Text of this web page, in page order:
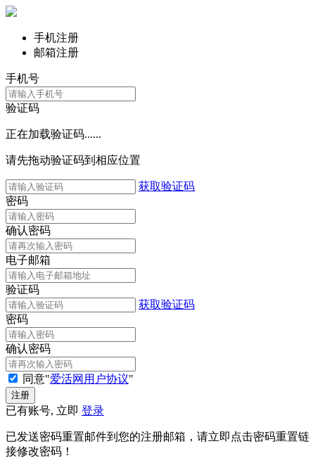
手机注册
邮箱注册
手机号
验证码
正在加载验证码......
请先拖动验证码到相应位置
获取验证码
密码
确认密码
电子邮箱
验证码
获取验证码
密码
确认密码
同意"爱活网用户协议"
已有账号, 立即 登录
已发送密码重置邮件到您的注册邮箱，请立即点击密码重置链
接修改密码！